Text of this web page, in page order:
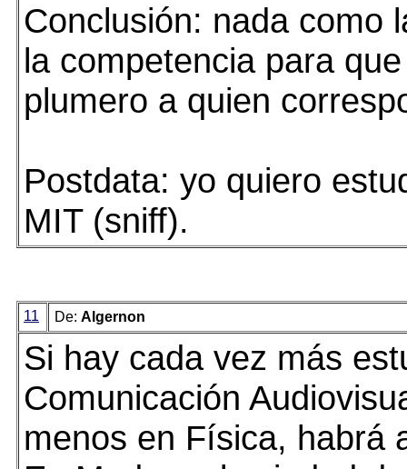
Conclusión: nada como
la competencia para
plumero a quien
Postdata: yo quiero
MIT (sniff).
11 De: Algernon
Si hay cada vez más
Comunicación
menos en Física, habrá